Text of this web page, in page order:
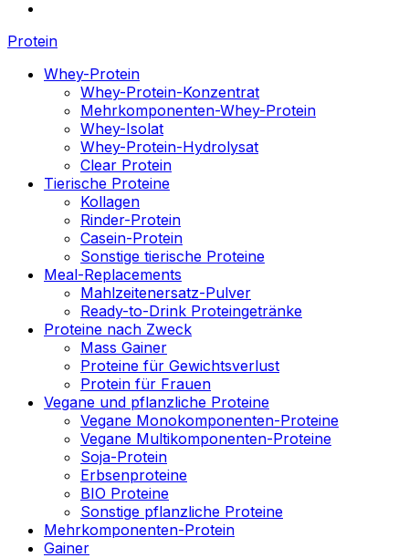
Protein
Whey-Protein
Whey-Protein-Konzentrat
Mehrkomponenten-Whey-Protein
Whey-Isolat
Whey-Protein-Hydrolysat
Clear Protein
Tierische Proteine
Kollagen
Rinder-Protein
Casein-Protein
Sonstige tierische Proteine
Meal-Replacements
Mahlzeitenersatz-Pulver
Ready-to-Drink Proteingetränke
Proteine nach Zweck
Mass Gainer
Proteine für Gewichtsverlust
Protein für Frauen
Vegane und pflanzliche Proteine
Vegane Monokomponenten-Proteine
Vegane Multikomponenten-Proteine
Soja-Protein
Erbsenproteine
BIO Proteine
Sonstige pflanzliche Proteine
Mehrkomponenten-Protein
Gainer